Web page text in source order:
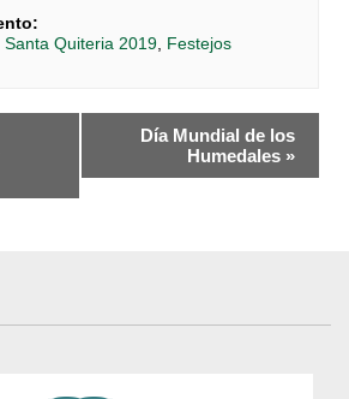
Santa Quiteria 2019, Festejos
Día Mundial de los
Humedales »